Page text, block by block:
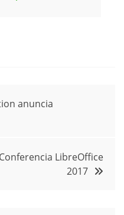
anuncia
LibreOffice
2017